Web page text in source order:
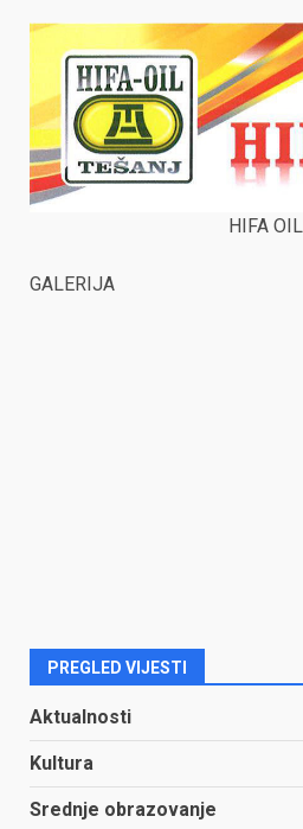
HIFA OIL
GALERIJA
PREGLED VIJESTI
Aktualnosti
Kultura
Srednje obrazovanje